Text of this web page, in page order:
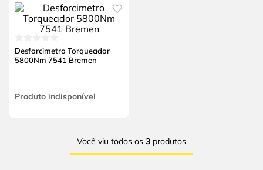
Desforcimetro Torqueador
5800Nm 7541 Bremen
Produto indisponível
Você viu todos os 3 produtos